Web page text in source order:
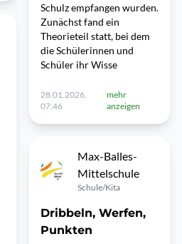
Schulz empfangen wurden.
Zunächst fand ein
Theorieteil statt, bei dem
die Schülerinnen und
Schüler ihr Wisse
28.01.2026,
07:46
mehr
anzeigen
Max-Balles-
Mittelschule
Schule/Kita
Dribbeln, Werfen,
Punkten